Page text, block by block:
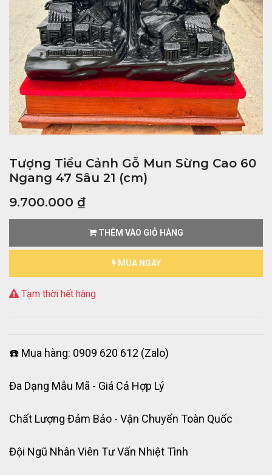
Tượng Tiểu Cảnh Gỗ Mun Sừng Cao 60
Ngang 47 Sâu 21 (cm)
9.700.000 ₫
THÊM VÀO GIỎ HÀNG
MUA NGAY
Tạm thời hết hàng
☎️ Mua hàng: 0909 620 612 (Zalo)
Đa Dạng Mẫu Mã - Giá Cả Hợp Lý
Chất Lượng Đảm Bảo - Vận Chuyển Toàn Quốc
Đội Ngũ Nhân Viên Tư Vấn Nhiệt Tình